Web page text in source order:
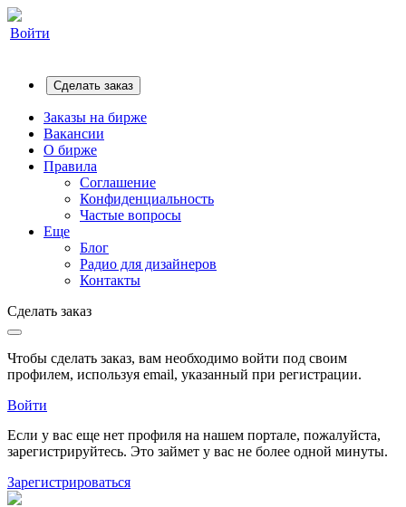
Войти
Сделать заказ
Заказы на бирже
Вакансии
О бирже
Правила
Соглашение
Конфиденциальность
Частые вопросы
Еще
Блог
Радио для дизайнеров
Контакты
Сделать заказ
Чтобы сделать заказ, вам необходимо войти под своим
профилем, используя email, указанный при регистрации.
Войти
Если у вас еще нет профиля на нашем портале, пожалуйста,
зарегистрируйтесь. Это займет у вас не более одной минуты.
Зарегистрироваться